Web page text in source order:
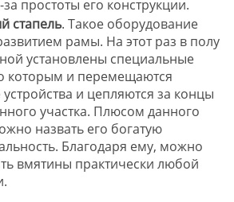
простоты его конструкции.
стапель. Такое оборудование
рамы. На этот раз в полу
установлены специальные
которым и перемещаются
и цепляются за концы
участка. Плюсом данного
назвать его богатую
Благодаря ему, можно
вмятины практически любой